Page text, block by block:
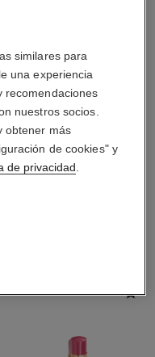
similares para
una experiencia
recomendaciones
nuestros socios.
obtener más
de cookies" y
de privacidad